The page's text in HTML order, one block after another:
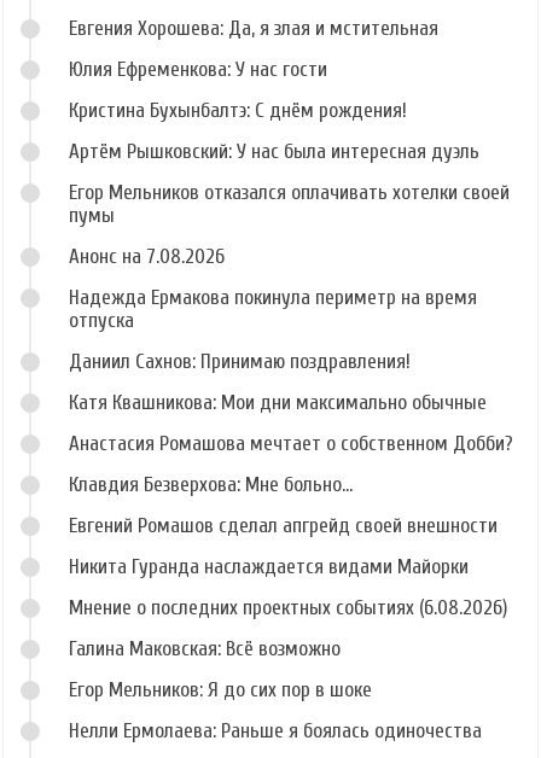
Евгения Хорошева: Да, я злая и мстительная
Юлия Ефременкова: У нас гости
Кристина Бухынбалтэ: С днём рождения!
Артём Рышковский: У нас была интересная дуэль
Егор Мельников отказался оплачивать хотелки своей
пумы
Анонс на 7.08.2026
Надежда Ермакова покинула периметр на время
отпуска
Даниил Сахнов: Принимаю поздравления!
Катя Квашникова: Мои дни максимально обычные
Анастасия Ромашова мечтает о собственном Добби?
Клавдия Безверхова: Мне больно...
Евгений Ромашов сделал апгрейд своей внешности
Никита Гуранда наслаждается видами Майорки
Мнение о последних проектных событиях (6.08.2026)
Галина Маковская: Всё возможно
Егор Мельников: Я до сих пор в шоке
Нелли Ермолаева: Раньше я боялась одиночества